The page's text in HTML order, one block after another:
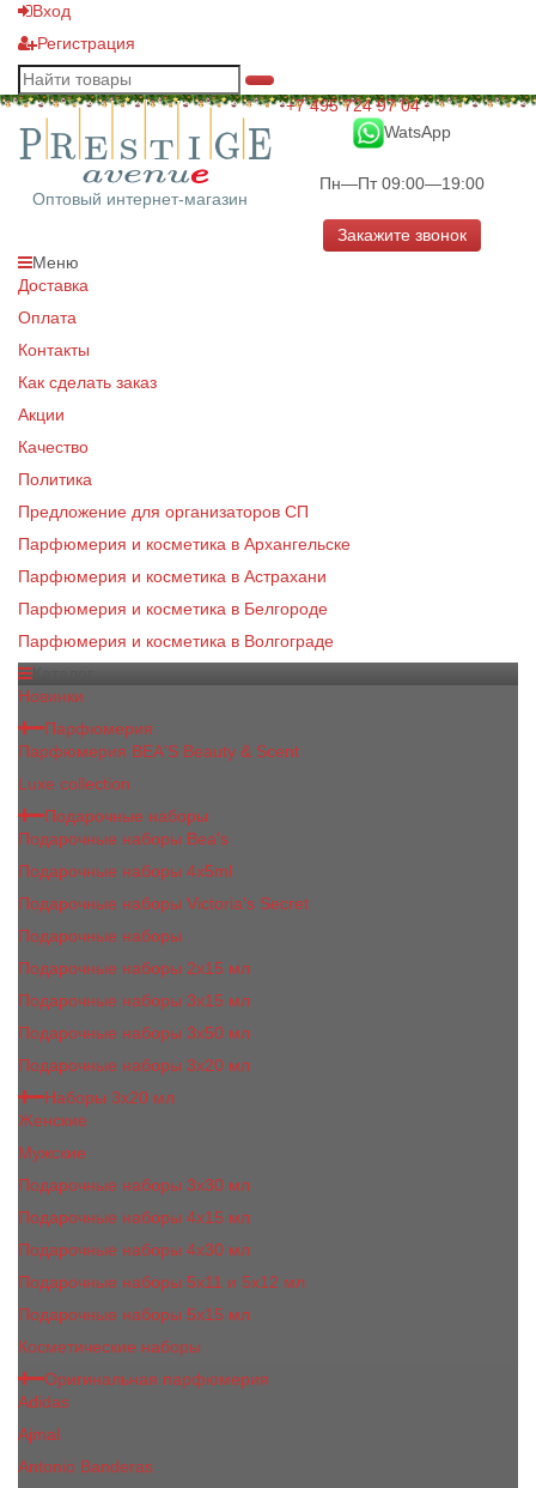
Вход
Регистрация
Оптовый интернет-магазин
+7 495 724 97 04
WatsApp
Пн—Пт 09:00—19:00
Закажите звонок
Меню
Доставка
Оплата
Контакты
Как сделать заказ
Акции
Качество
Политика
Предложение для организаторов СП
Парфюмерия и косметика в Архангельске
Парфюмерия и косметика в Астрахани
Парфюмерия и косметика в Белгороде
Парфюмерия и косметика в Волгограде
Новинки
Парфюмерия
Парфюмерия BEA'S Beauty & Scent
Luxe collection
Подарочные наборы
Подарочные наборы Bea's
Подарочные наборы 4х5ml
Подарочные наборы Victoria's Secret
Подарочные наборы
Подарочные наборы 2x15 мл
Подарочные наборы 3х15 мл
Подарочные наборы 3x50 мл
Подарочные наборы 3x20 мл
Наборы 3х20 мл
Женские
Мужские
Подарочные наборы 3х30 мл
Подарочные наборы 4x15 мл
Подарочные наборы 4x30 мл
Подарочные наборы 5x11 и 5х12 мл
Подарочные наборы 5x15 мл
Косметические наборы
Оригинальная парфюмерия
Adidas
Ajmal
Antonio Banderas